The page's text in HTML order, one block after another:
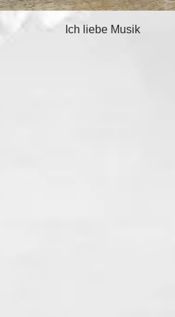
Schnellansicht
Ich liebe Musik